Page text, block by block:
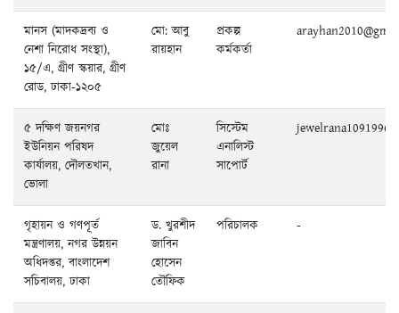
মানস (মাদকদ্রব্য ও
নেশা নিরোধ সংস্থা),
১৫/এ, গ্রীণ স্কয়ার, গ্রীণ
রোড, ঢাকা-১২০৫
মো: আবু
রায়হান
প্রকল্প
কর্মকর্তা
৫ দক্ষিণ জয়নগর
ইউনিয়ন পরিষদ
কার্যালয়, দৌলতখান,
ভোলা
মোঃ
জুয়েল
রানা
সিস্টেম
এনালিস্ট
সাপোর্ট
গৃহায়ন ও গণপূর্ত
মন্ত্রণালয়, নগর উন্নয়ন
অধিদপ্তর, বাংলাদেশ
সচিবালয়, ঢাকা
ড. খুরশীদ
জাবিন
হোসেন
তৌফিক
পরিচালক -